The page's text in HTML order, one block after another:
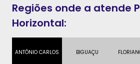
Regiões onde a atende
Horizontal:
ANTÔNIO CARLOS BIGUAÇU